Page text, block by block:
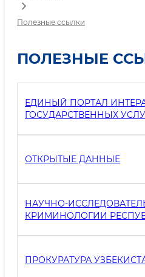
Полезные ссылки
ПОЛЕЗНЫЕ
ЕДИНЫЙ ПОРТАЛ
ГОСУДАРСТВЕННЫХ
ОТКРЫТЫЕ ДАННЫЕ
НАУЧНО-
КРИМИНОЛОГИИ
ПРОКУРАТУРА